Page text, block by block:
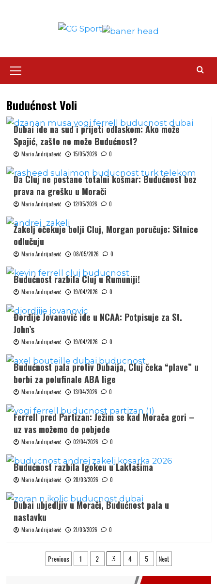
Menu
Budućnost Voli
Dubai ide na sud i prijeti odlaskom: Ako može
Spajić, zašto ne može Budućnost?
Mario Andrijašević 15/05/2026 0
Da Cluj ne postane totalni košmar: Budućnost bez
prava na grešku u Morači
Mario Andrijašević 12/05/2026 0
Žakelj očekuje bolji Cluj, Morgan poručuje: Sitnice
odlučuju
Mario Andrijašević 08/05/2026 0
Budućnost razbila Cluj u Rumuniji!
Mario Andrijašević 19/04/2026 0
Đorđije Jovanović ide u NCAA: Potpisuje za St.
John’s
Mario Andrijašević 19/04/2026 0
Budućnost pala protiv Dubaija, Cluj čeka “plave” u
borbi za polufinale ABA lige
Mario Andrijašević 13/04/2026 0
Ferrell pred Partizan: Ježim se kad Morača gori –
uz vas možemo do pobjede
Mario Andrijašević 02/04/2026 0
Budućnost razbila Igokeu u Laktašima
Mario Andrijašević 28/03/2026 0
Dubai ubjedljiv u Morači, Budućnost pala u
nastavku
Mario Andrijašević 21/03/2026 0
Posts
Previous 1 2 3 4 5 Next